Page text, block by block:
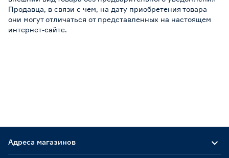
Продавца, в связи с чем, на дату приобретения товара
они могут отличаться от представленных на настоящем
интернет-сайте.
Адреса магазинов